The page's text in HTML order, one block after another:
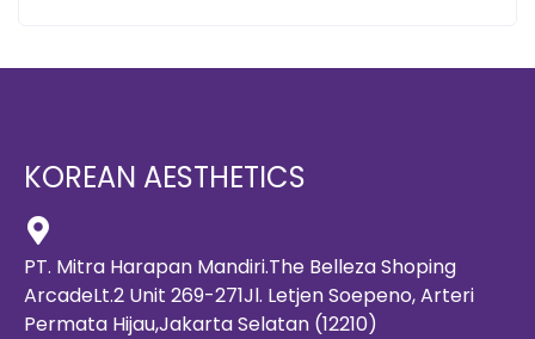
KOREAN AESTHETICS
PT. Mitra Harapan Mandiri.The Belleza Shoping
ArcadeLt.2 Unit 269-271Jl. Letjen Soepeno, Arteri
Permata Hijau,Jakarta Selatan (12210)